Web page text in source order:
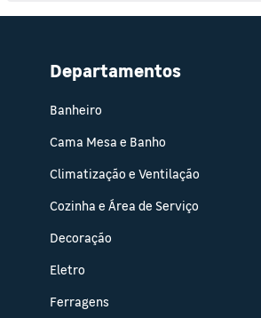
Departamentos
Banheiro
Cama Mesa e Banho
Climatização e Ventilação
Cozinha e Área de Serviço
Decoração
Eletro
Ferragens